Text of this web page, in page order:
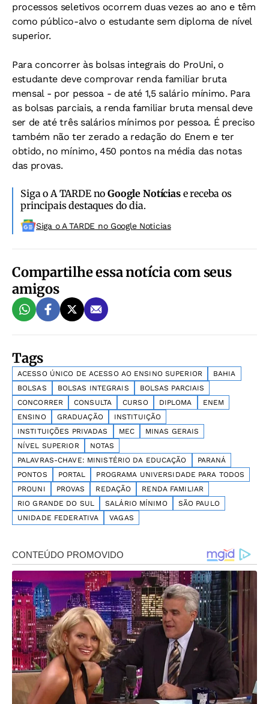
processos seletivos ocorrem duas vezes ao ano e têm
como público-alvo o estudante sem diploma de nível
superior.
Para concorrer às bolsas integrais do ProUni, o
estudante deve comprovar renda familiar bruta
mensal - por pessoa - de até 1,5 salário mínimo. Para
as bolsas parciais, a renda familiar bruta mensal deve
ser de até três salários mínimos por pessoa. É preciso
também não ter zerado a redação do Enem e ter
obtido, no mínimo, 450 pontos na média das notas
das provas.
Siga o A TARDE noGoogle Notíciase receba os
principais destaques do dia.
Siga o A TARDE no Google Noticias
Compartilhe essa notícia com seus
amigos
Tags
ACESSO ÚNICO DE ACESSO AO ENSINO SUPERIOR
BAHIA
BOLSAS
BOLSAS INTEGRAIS
BOLSAS PARCIAIS
CONCORRER
CONSULTA CURSO DIPLOMA
ENEM
ENSINO
GRADUAÇÃO
INSTITUIÇÃO
INSTITUIÇÕES PRIVADAS
MEC
MINAS GERAIS
NÍVEL SUPERIOR
NOTAS
PALAVRAS-CHAVE: MINISTÉRIO DA EDUCAÇÃO
PARANÁ
PONTOS
PORTAL
PROGRAMA UNIVERSIDADE PARA TODOS
PROUNI
PROVAS REDAÇÃO
RENDA FAMILIAR
RIO GRANDE DO SUL
SALÁRIO MÍNIMO
SÃO PAULO
UNIDADE FEDERATIVA
VAGAS